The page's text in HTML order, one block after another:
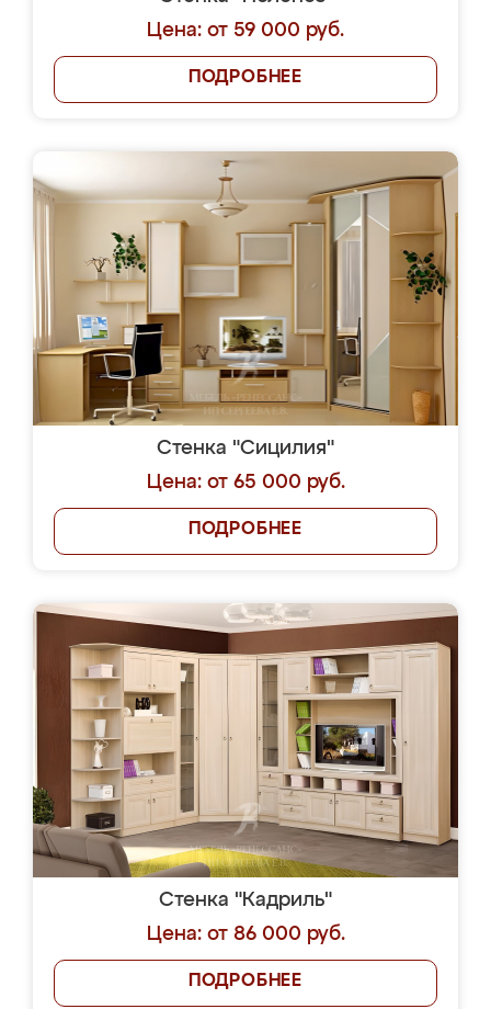
Цена: от 59 000 руб.
ПОДРОБНЕЕ
Стенка "Сицилия"
Цена: от 65 000 руб.
ПОДРОБНЕЕ
Стенка "Кадриль"
Цена: от 86 000 руб.
ПОДРОБНЕЕ